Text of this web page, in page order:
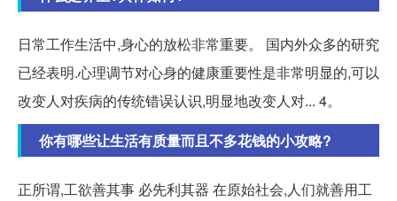
日常工作生活中,身心的放松非常重要。 国内外众多的研究
已经表明.心理调节对心身的健康重要性是非常明显的,可以
改变人对疾病的传统错误认识,明显地改变人对... 4。
你有哪些让生活有质量而且不多花钱的小攻略?
正所谓,工欲善其事 必先利其器 在原始社会,人们就善用工